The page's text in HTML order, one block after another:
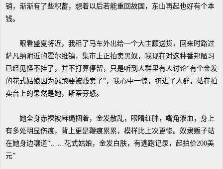
销，渐渐有了些积蓄，想着以后若能重回故国，东山再起也好有个本
钱。
眼看盛夏将近，我租了马车外出给一个大主顾送货，回来时路过
萨凡纳附近的霍尔维镇，集市上正拍卖黑奴，我现在对这种番邦陋习
已经见怪不挂了，并不打算停留，只是听到人群里有人讨论“有个金发
的花式姑娘因为逃跑要被贱卖了”，我心中一惊，挤进了人群，站在拍
卖台上的果然是她，斯蒂芬怒。
她全身赤裸被麻绳捆着，金发散乱，眼睛红肿，嘴角渗血，身上
有多处明显伤痕，背上更是鞭痕累累，模样比上次更惨。奴隶贩子站
在她身边嚷道“……花式姑娘，金发白肤，有逃跑记录，起拍价200美
元”